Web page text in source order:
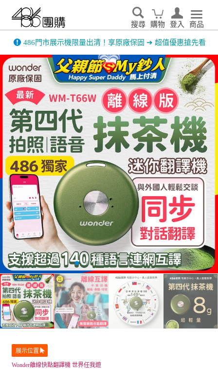
搜尋 購物 登入 商品
家電輕鬆租．LG家電租賃65折優惠起 ▶了解更多
展示位置
Wonder離線快點翻譯機 世界任我遊